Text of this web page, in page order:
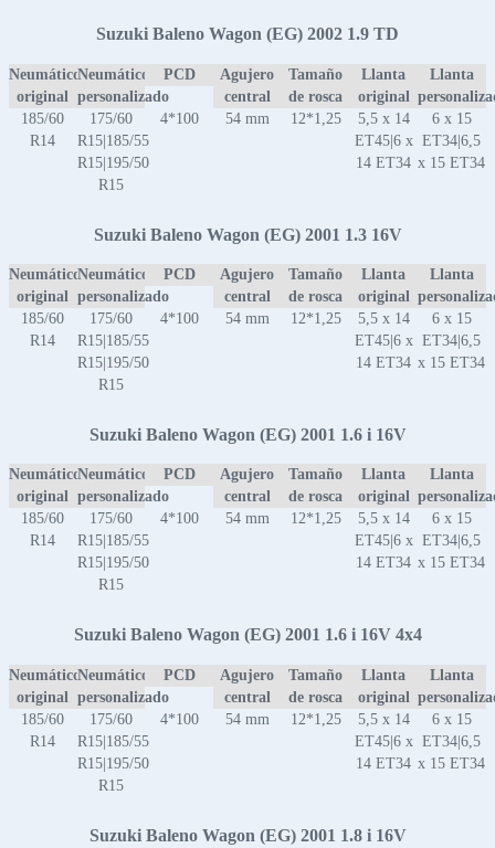
Suzuki Baleno Wagon (EG) 2002 1.9 TD
Neumático
original
Neumático
personalizado
PCD
Agujero
central
Tamaño
de rosca
Llanta
original
Llanta
185/60
R14
175/60
R15|185/55
R15|195/50
R15
4*100 54 mm 12*1,25
5,5 x 14
ET45|6 x
14 ET34
6 x 15
ET34|6,5
x 15 ET34
Suzuki Baleno Wagon (EG) 2001 1.3 16V
Neumático
original
Neumático
personalizado
PCD
Agujero
central
Tamaño
de rosca
Llanta
original
Llanta
185/60
R14
175/60
R15|185/55
R15|195/50
R15
4*100 54 mm 12*1,25
5,5 x 14
ET45|6 x
14 ET34
6 x 15
ET34|6,5
x 15 ET34
Suzuki Baleno Wagon (EG) 2001 1.6 i 16V
Neumático
original
Neumático
personalizado
PCD
Agujero
central
Tamaño
de rosca
Llanta
original
Llanta
185/60
R14
175/60
R15|185/55
R15|195/50
R15
4*100 54 mm 12*1,25
5,5 x 14
ET45|6 x
14 ET34
6 x 15
ET34|6,5
x 15 ET34
Suzuki Baleno Wagon (EG) 2001 1.6 i 16V 4x4
Neumático
original
Neumático
personalizado
PCD
Agujero
central
Tamaño
de rosca
Llanta
original
Llanta
185/60
R14
175/60
R15|185/55
R15|195/50
R15
4*100 54 mm 12*1,25
5,5 x 14
ET45|6 x
14 ET34
6 x 15
ET34|6,5
x 15 ET34
Suzuki Baleno Wagon (EG) 2001 1.8 i 16V